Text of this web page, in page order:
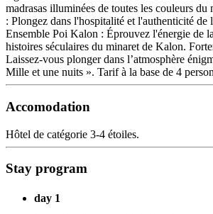
madrasas illuminées de toutes les couleurs
: Plongez dans l'hospitalité et l'authenticité de
Ensemble Poi Kalon : Éprouvez l'énergie de
histoires séculaires du minaret de Kalon.
Laissez-vous plonger dans l’atmosphère
Mille et une nuits ». Tarif à la base de 4
Accomodation
Hôtel de catégorie 3-4 étoiles.
Stay program
day 1